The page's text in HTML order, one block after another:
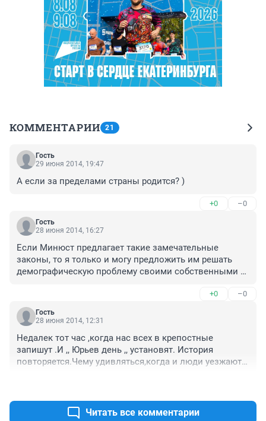
КОММЕНТАРИИ 21
Гость
29 июня 2014, 19:47
А если за пределами страны родится? )
+0 –0
Гость
28 июня 2014, 16:27
Если Минюст предлагает такие замечательные
законы, то я только и могу предложить им решать
демографическую проблему своими собственными
всему, а наше драгоценное чиновничество, только и
делает, что придумывает, как бы еще усложнить всё
на свете. Такое чувство, что наши чиновники не от
поразительное, ведь среди чиновников есть и
женщины, сами-то как они думают рожать.
+0 –0
Гость
28 июня 2014, 12:31
Недалек тот час ,когда нас всех в крепостные
запишут .И ,, Юрьев день ,, установят. История
повторяется.Чему удивляться,когда и люди уезжают
все нововведения в одну кучу ? Так и законы
Читать все комментарии